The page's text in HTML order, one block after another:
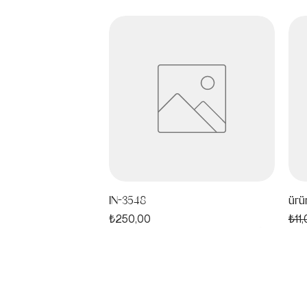
IN-3548
Fiyat
₺250,00